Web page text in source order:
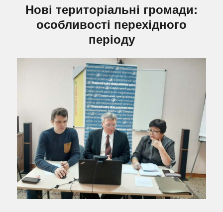
Нові територіальні громади:
особливості перехідного
періоду